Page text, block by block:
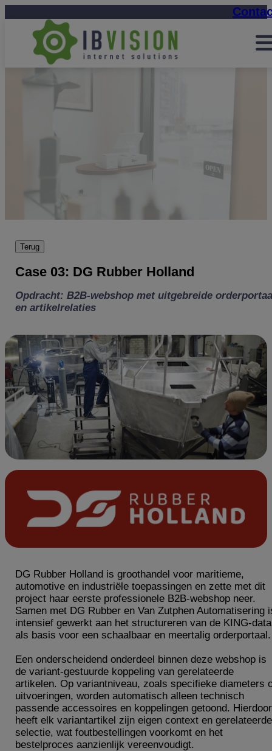
Terug
Case 03: DG Rubber Holland
Opdracht: B2B-webshop met uitgebreide
en artikelrelaties
DG Rubber Holland is groothandel voor maritieme,
automotive en industriële toepassingen en zette met dit
project haar eerste professionele B2B-webshop neer.
Samen met DG Rubber en Van Zutphen Automatisering
intensief gewerkt aan het structureren van de KING-data
als basis voor een schaalbaar en meertalig orderportaal.
Een onderscheidend onderdeel binnen deze webshop is
de variant-gestuurde koppeling van gerelateerde
artikelen. Op variantniveau, zoals specifieke diameters
uitvoeringen, worden automatisch alleen technisch
passende accessoires en koppelingen getoond. Hierdoor
heeft elk variantartikel zijn eigen context en gerelateerde
selectie, wat foutbestellingen voorkomt en het
bestelproces aanzienlijk vereenvoudigt.